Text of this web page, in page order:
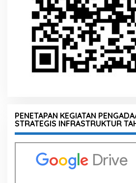
PENETAPAN KEGIATAN
STRATEGIS INFRASTRUKTUR